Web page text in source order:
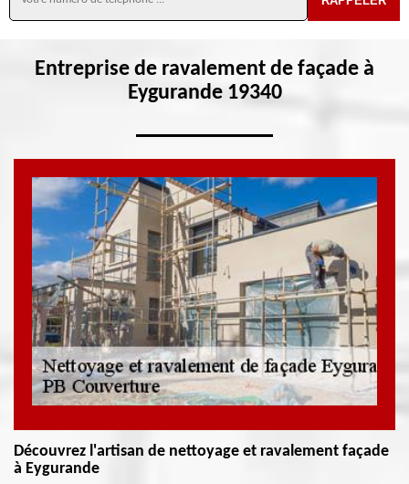
Entreprise de ravalement de façade à
Eygurande 19340
Découvrez l'artisan de nettoyage et ravalement façade
à Eygurande